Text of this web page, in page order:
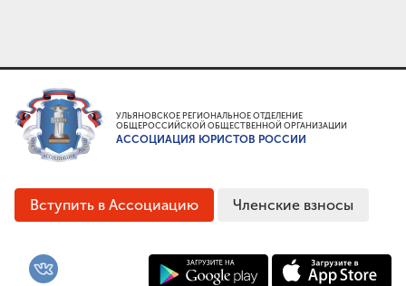
УЛЬЯНОВСКОЕ РЕГИОНАЛЬНОЕ ОТДЕЛЕНИЕ
ОБЩЕРОССИЙСКОЙ ОБЩЕСТВЕННОЙ ОРГАНИЗАЦИИ
АССОЦИАЦИЯ ЮРИСТОВ РОССИИ
Вступить в Ассоциацию Членские взносы